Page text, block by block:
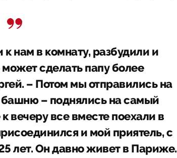
нам в комнату, разбудили и
сделать папу более
– Потом мы отправились на
– поднялись на самый
вечеру все вместе поехали в
и мой приятель, с
лет. Он давно живет в Париже.